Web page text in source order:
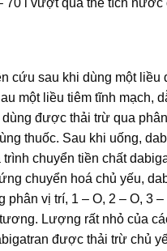
70 l vượt quá thể tích
cứu sau khi dùng một
một liều tiêm tĩnh mạch,
được thải trừ qua
thuốc. Sau khi uống,
chuyển tiền chất
chuyển hoá chủ yếu,
phân vị trí, 1 – O, 2 – O, 3
Lượng rất nhỏ của
được thải trừ chủ